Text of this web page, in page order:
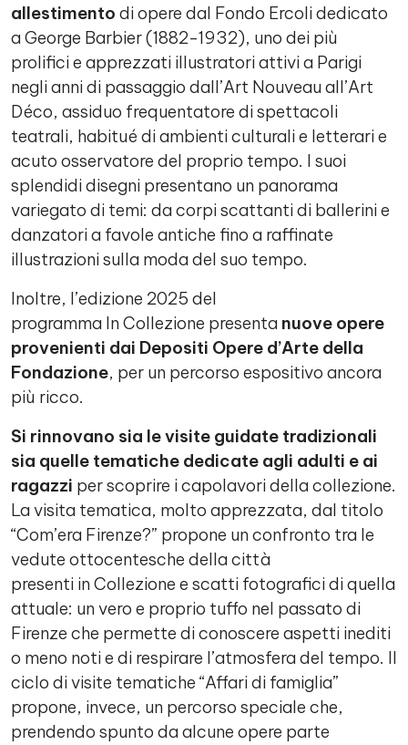
allestimento di opere dal Fondo Ercoli dedicato
a George Barbier (1882-1932), uno dei più
prolifici e apprezzati illustratori attivi a Parigi
negli anni di passaggio dall’Art Nouveau all’Art
Déco, assiduo frequentatore di spettacoli
teatrali, habitué di ambienti culturali e letterari e
acuto osservatore del proprio tempo. I suoi
splendidi disegni presentano un panorama
variegato di temi: da corpi scattanti di ballerini e
danzatori a favole antiche fino a raffinate
illustrazioni sulla moda del suo tempo.
Inoltre, l’edizione 2025 del
programma In Collezione presenta nuove opere
provenienti dai Depositi Opere d’Arte della
Fondazione, per un percorso espositivo ancora
più ricco.
Si rinnovano sia le visite guidate tradizionali
sia quelle tematiche dedicate agli adulti e ai
ragazzi per scoprire i capolavori della collezione.
La visita tematica, molto apprezzata, dal titolo
“Com’era Firenze?” propone un confronto tra le
vedute ottocentesche della città
presenti in Collezione e scatti fotografici di quella
attuale: un vero e proprio tuffo nel passato di
Firenze che permette di conoscere aspetti inediti
o meno noti e di respirare l’atmosfera del tempo. Il
ciclo di visite tematiche “Affari di famiglia”
propone, invece, un percorso speciale che,
prendendo spunto da alcune opere parte